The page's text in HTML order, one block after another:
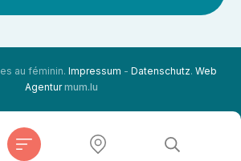
au féminin. Impressum - Datenschutz. Web
Agentur mum.lu